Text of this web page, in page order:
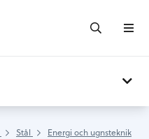
Stål
Energi och ugnsteknik